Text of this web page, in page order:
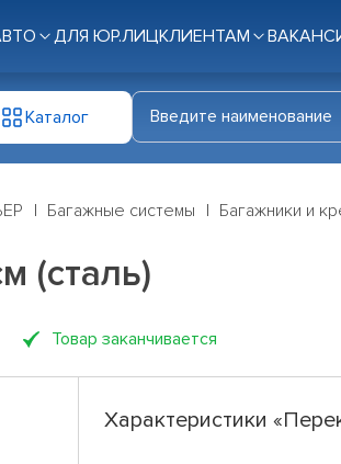
ДЛЯ ЮР.ЛИЦКЛИЕНТАМ
Каталог
Багажные системы Багажники и
(сталь)
Товар заканчивается
Характеристики